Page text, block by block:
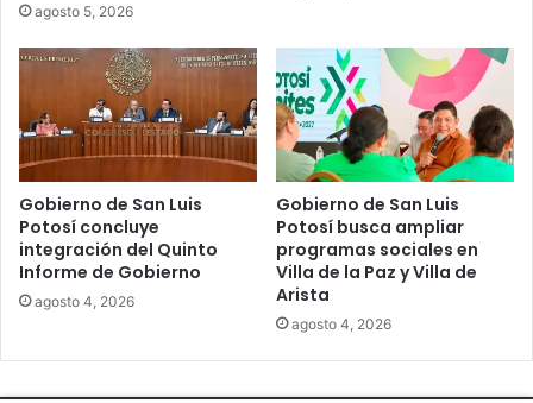
agosto 5, 2026
Gobierno de San Luis
Potosí concluye
integración del Quinto
Informe de Gobierno
agosto 4, 2026
Gobierno de San Luis
Potosí busca ampliar
programas sociales en
Villa de la Paz y Villa de
Arista
agosto 4, 2026